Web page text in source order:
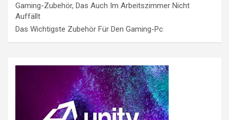
Gaming-Zubehör, Das Auch Im Arbeitszimmer Nicht
Auffällt
Das Wichtigste Zubehör Für Den Gaming-Pc